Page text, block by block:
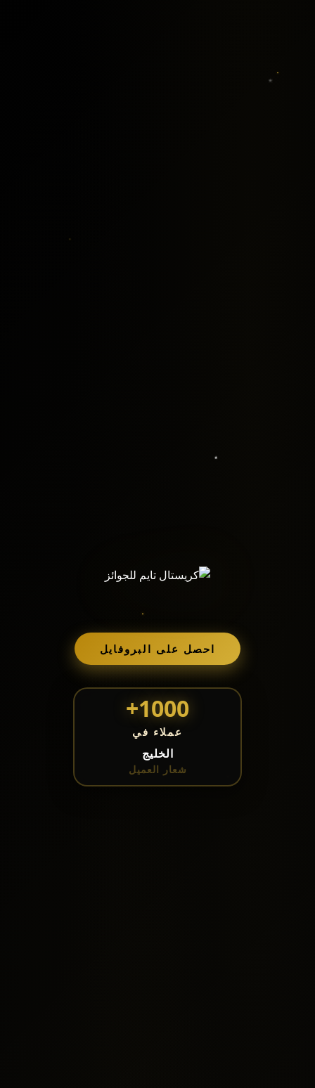
احصل على البروفايل
1000+
عملاء في
الخليج
شعار العميل